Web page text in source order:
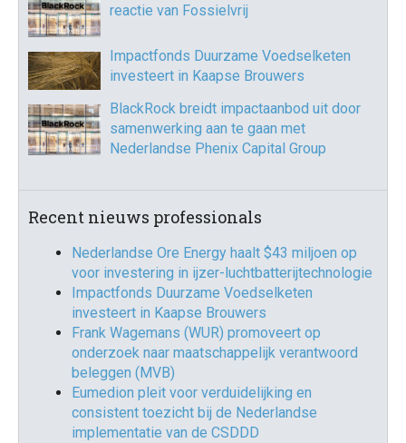
reactie van Fossielvrij
Impactfonds Duurzame Voedselketen
investeert in Kaapse Brouwers
BlackRock breidt impactaanbod uit door
samenwerking aan te gaan met
Nederlandse Phenix Capital Group
Recent nieuws professionals
Nederlandse Ore Energy haalt $43 miljoen op
voor investering in ijzer-luchtbatterijtechnologie
Impactfonds Duurzame Voedselketen
investeert in Kaapse Brouwers
Frank Wagemans (WUR) promoveert op
onderzoek naar maatschappelijk verantwoord
beleggen (MVB)
Eumedion pleit voor verduidelijking en
consistent toezicht bij de Nederlandse
implementatie van de CSDDD